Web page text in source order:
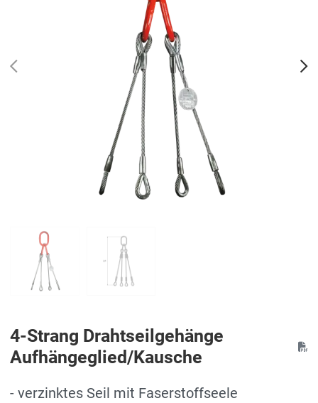
4-Strang Drahtseilgehänge
Aufhängeglied/Kausche
- verzinktes Seil mit Faserstoffseele